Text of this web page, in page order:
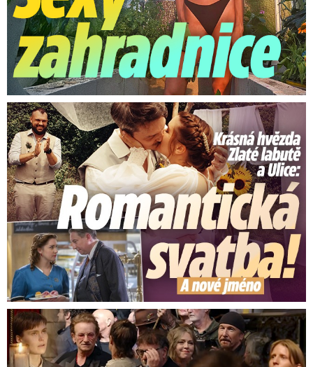
Krásná hvězda Zlaté labutě a Ulice: Romantická svatba
Nejsilnější momenty z pohřbu Glena Hansarda (†56)